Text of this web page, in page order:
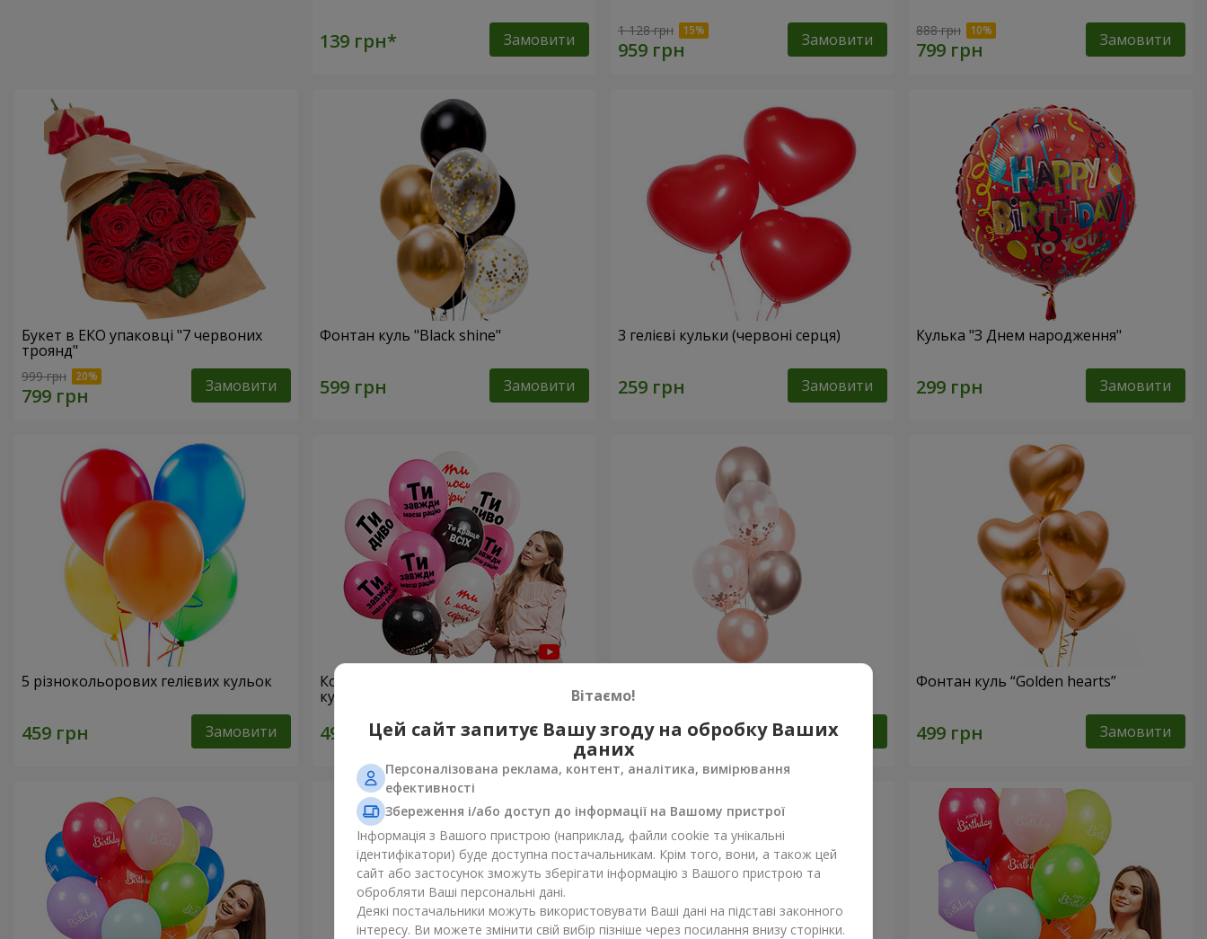
Замовити 1 128 грн Замовити 888 грн Замовити
Букет в ЕКО упаковці "7 червоних
троянд"
999 грн Замовити
Фонтан куль "Black shine"
Замовити
3 гелієві кульки (червоні серця)
Замовити
Кулька "З Днем народження"
Замовити
5 різнокольорових гелієвих кульок
Замовити
Колекція кульок для неї "Ти диво!" - 5
кульок
Замовити
Замовити
Фонтан куль “Golden hearts”
Замовити
Вітаємо!
Цей сайт запитує Вашу згоду на обробку Ваших
даних
Персоналізована реклама, контент, аналітика, вимірювання
ефективності
Збереження і/або доступ до інформації на Вашому пристрої
Інформація з Вашого пристрою (наприклад, файли cookie та унікальні
ідентифікатори) буде доступна постачальникам. Крім того, вони, а також цей
сайт або застосунок зможуть зберігати інформацію з Вашого пристрою та
обробляти Ваші персональні дані.
Деякі постачальники можуть використовувати Ваші дані на підставі законного
інтересу. Ви можете змінити свій вибір пізніше через посилання внизу сторінки.